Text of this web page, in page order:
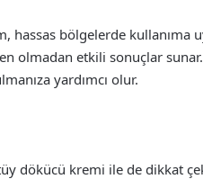
hassas bölgelerde kullanıma
olmadan etkili sonuçlar sunar.
yardımcı olur.
dökücü kremi ile de dikkat